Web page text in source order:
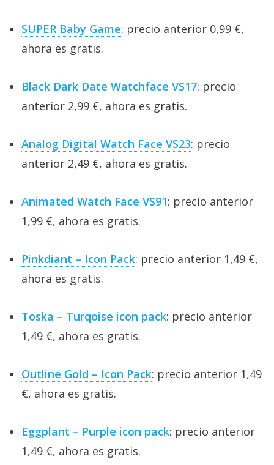
SUPER Baby Game: precio anterior 0,99 €,
ahora es gratis.
Black Dark Date Watchface VS17: precio
anterior 2,99 €, ahora es gratis.
Analog Digital Watch Face VS23: precio
anterior 2,49 €, ahora es gratis.
Animated Watch Face VS91: precio anterior
1,99 €, ahora es gratis.
Pinkdiant – Icon Pack: precio anterior 1,49 €,
ahora es gratis.
Toska – Turqoise icon pack: precio anterior
1,49 €, ahora es gratis.
Outline Gold – Icon Pack: precio anterior 1,49
€, ahora es gratis.
Eggplant – Purple icon pack: precio anterior
1,49 €, ahora es gratis.